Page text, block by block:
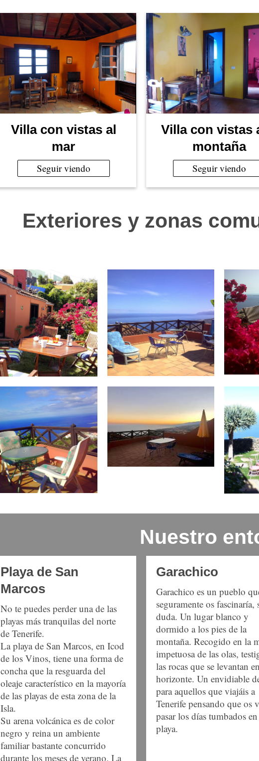
Villa con vistas al
mar
Seguir viendo
Villa con vistas
montaña
Seguir viendo
Exteriores y zonas
Nuestro
Playa de San
Marcos
No te puedes perder una de las
playas más tranquilas del norte
de Tenerife.
La playa de San Marcos, en Icod
de los Vinos, tiene una forma de
concha que la resguarda del
oleaje característico en la mayoría
de las playas de esta zona de la
Isla.
Su arena volcánica es de color
negro y reina un ambiente
familiar bastante concurrido
durante los meses de verano. La
Garachico
Garachico es un pueblo
seguramente os fascinaría,
duda. Un lugar blanco y
dormido a los pies de la
montaña. Recogido en la
impetuosa de las olas,
las rocas que se levantan
horizonte. Un envidiable
para aquellos que viajáis a
Tenerife pensando que os
pasar los días tumbados
playa.